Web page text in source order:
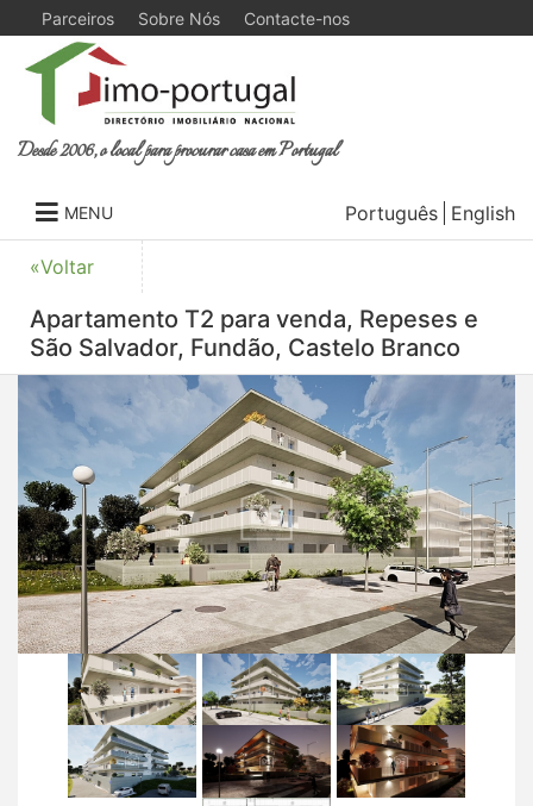
Parceiros Sobre Nós Contacte-nos
Desde 2006, o local para procurar casa em Portugal
MENU Português English
«Voltar
Apartamento T2 para venda, Repeses e
São Salvador, Fundão, Castelo Branco